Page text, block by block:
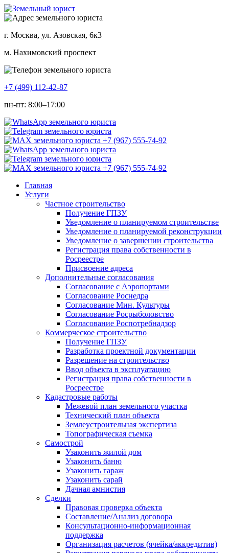
г. Москва, ул. Азовская, 6к3
м. Нахимовский проспект
+7 (499) 112-42-87
пн-пт: 8:00–17:00
Главная
Услуги
Частное строительство
Получение ГПЗУ
Уведомление о планируемом строительстве
Уведомление о планируемой реконструкции
Уведомление о завершении строительства
Регистрация права собственности в
Росреестре
Присвоение адреса
Дополнительные согласования
Согласование с Аэропортами
Согласование Роснедра
Согласование Мин. Культуры
Согласование Росрыболовство
Согласование Роспотребнадзор
Коммерческое строительство
Получение ГПЗУ
Разработка проектной документации
Разрешение на строительство
Ввод объекта в эксплуатацию
Регистрация права собственности в
Росреестре
Кадастровые работы
Межевой план земельного участка
Технический план объекта
Землеустроительная экспертиза
Топографическая съемка
Самострой
Узаконить жилой дом
Узаконить баню
Узаконить гараж
Узаконить сарай
Дачная амнистия
Сделки
Правовая проверка объекта
Составление/Анализ договора
Консультационно-информационная
поддержка
Организация расчетов (ячейка/аккредитив)